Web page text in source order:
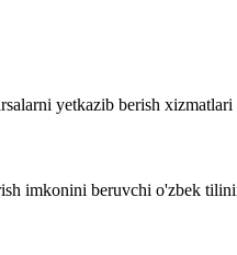
yetkazib berish xizmatlari
imkonini beruvchi o'zbek